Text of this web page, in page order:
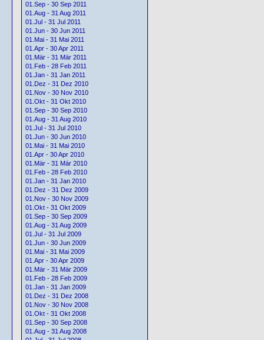
01.Sep - 30 Sep 2011
01.Aug - 31 Aug 2011
01.Jul - 31 Jul 2011
01.Jun - 30 Jun 2011
01.Mai - 31 Mai 2011
01.Apr - 30 Apr 2011
01.Mär - 31 Mär 2011
01.Feb - 28 Feb 2011
01.Jan - 31 Jan 2011
01.Dez - 31 Dez 2010
01.Nov - 30 Nov 2010
01.Okt - 31 Okt 2010
01.Sep - 30 Sep 2010
01.Aug - 31 Aug 2010
01.Jul - 31 Jul 2010
01.Jun - 30 Jun 2010
01.Mai - 31 Mai 2010
01.Apr - 30 Apr 2010
01.Mär - 31 Mär 2010
01.Feb - 28 Feb 2010
01.Jan - 31 Jan 2010
01.Dez - 31 Dez 2009
01.Nov - 30 Nov 2009
01.Okt - 31 Okt 2009
01.Sep - 30 Sep 2009
01.Aug - 31 Aug 2009
01.Jul - 31 Jul 2009
01.Jun - 30 Jun 2009
01.Mai - 31 Mai 2009
01.Apr - 30 Apr 2009
01.Mär - 31 Mär 2009
01.Feb - 28 Feb 2009
01.Jan - 31 Jan 2009
01.Dez - 31 Dez 2008
01.Nov - 30 Nov 2008
01.Okt - 31 Okt 2008
01.Sep - 30 Sep 2008
01.Aug - 31 Aug 2008